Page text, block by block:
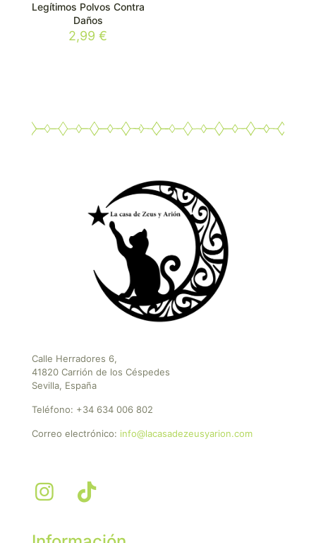
Legítimos Polvos Contra
Daños
2,99€
Calle Herradores 6,
41820 Carrión de los Céspedes
Sevilla, España
Teléfono: +34 634 006 802
Correo electrónico: info@lacasadezeusyarion.com